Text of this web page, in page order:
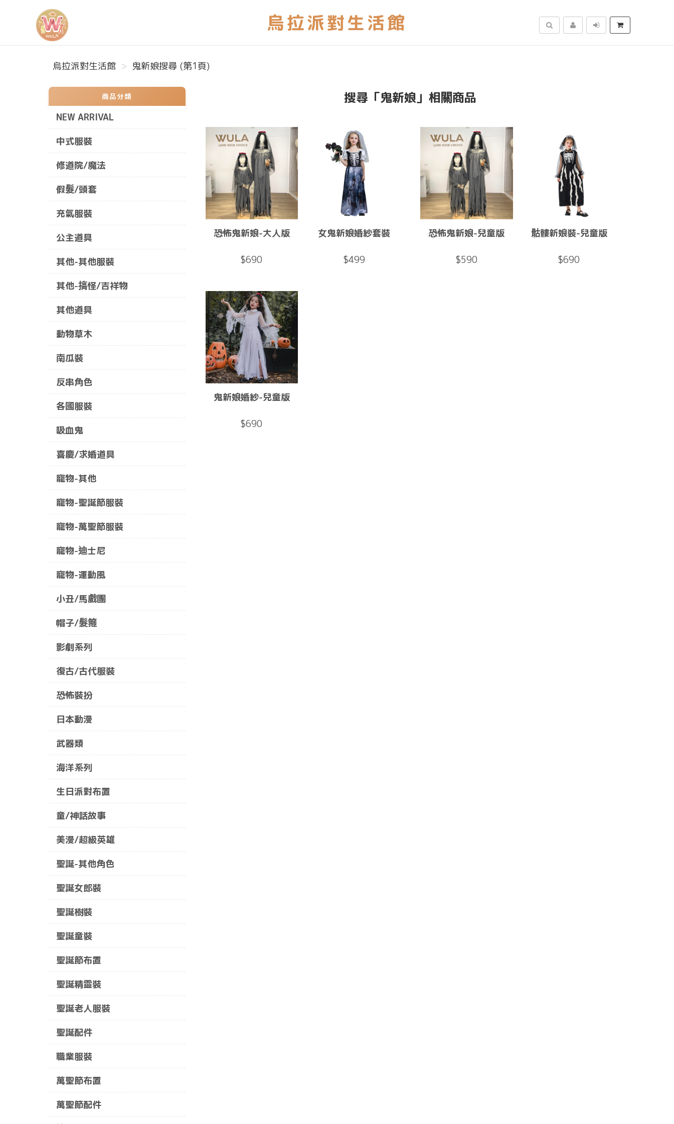
烏拉派對生活館
搜尋
烏拉派對生活館 鬼新娘搜尋 (第1頁)
商品分類
NEW ARRIVAL
中式服裝
修道院/魔法
假髮/頭套
充氣服裝
公主道具
其他-其他服裝
其他-搞怪/吉祥物
其他道具
動物草木
南瓜裝
反串角色
各國服裝
吸血鬼
喜慶/求婚道具
寵物-其他
寵物-聖誕節服裝
寵物-萬聖節服裝
寵物-迪士尼
寵物-運動風
小丑/馬戲團
帽子/髮箍
影劇系列
復古/古代服裝
恐怖裝扮
日本動漫
武器類
海洋系列
生日派對布置
童/神話故事
美漫/超級英雄
聖誕-其他角色
聖誕女郎裝
聖誕樹裝
聖誕童裝
聖誕節布置
聖誕精靈裝
聖誕老人服裝
聖誕配件
職業服裝
萬聖節布置
萬聖節配件
搜尋「鬼新娘」相關商品
恐怖鬼新娘-大人版
$690
女鬼新娘婚紗套裝
$499
恐怖鬼新娘-兒童版
$590
骷髏新娘裝-兒童版
$690
鬼新娘婚紗-兒童版
$690